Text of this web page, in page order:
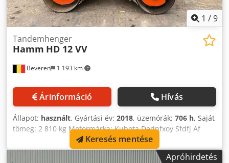
1 /9
Beveren 1 193 km
Tandemhenger
Hamm HD 12 VV
Árinformáció Hívás
Állapot: használt, Gyártási év: 2018, üzemórák: 706 h, Saját
tömeg: 2 810 kg Motormárka: Kubota Dedpfxoy Sfdfj Af
Askr További információért forduljon Kristoff Van Havere-
hez.
Apróhirdetés
Keresés mentése